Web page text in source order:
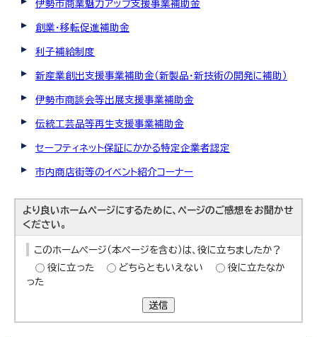
伊勢市商業魅力アップ支援事業補助金
創業・移転促進補助金
利子補給制度
新産業創出支援事業補助金（新製品・新技術の開発に補助）
伊勢市商談会等出展支援事業補助金
伝統工芸品等再生支援事業補助金
セーフティネット保証にかかる特定企業者認定
市内商店街等のイベント紹介コーナー
より良いホームページにするために、ページのご感想をお聞かせ
ください。
このホームページ（本ページを含む）は、役に立ちましたか？
役に立った
どちらともいえない
役に立たなか
った
送信